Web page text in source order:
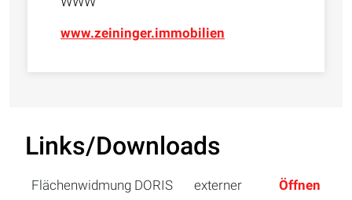
www.zeininger.immobilien
Links/Downloads
Flächenwidmung DORIS
externer
Öffnen